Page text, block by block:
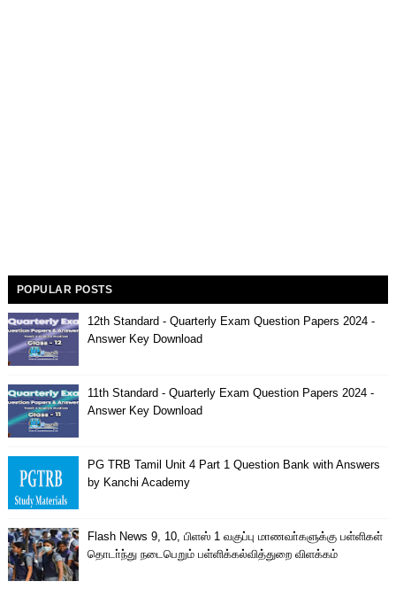
POPULAR POSTS
12th Standard - Quarterly Exam Question Papers 2024 -
Answer Key Download
11th Standard - Quarterly Exam Question Papers 2024 -
Answer Key Download
PG TRB Tamil Unit 4 Part 1 Question Bank with Answers
by Kanchi Academy
Flash News 9, 10, பிளஸ் 1 வகுப்பு மாணவா்களுக்கு பள்ளிகள்
தொடா்ந்து நடைபெறும் பள்ளிக்கல்வித்துறை விளக்கம்